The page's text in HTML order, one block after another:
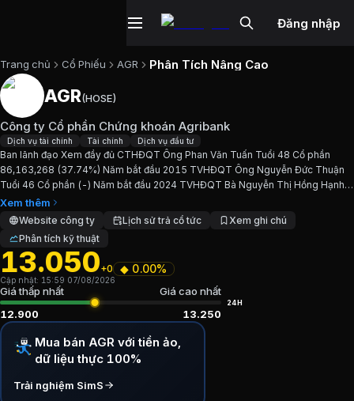
Đăng nhập
Trang chủ Cổ Phiếu AGR Phân Tích Nâng Cao
Cổ phiếuAGR
Cập nhật: 7/8/2026.
Ngành:Dịch vụ tài chính, Tài chính, Dịch vụ đầu tư. Sàn:
Giới thiệuCông ty Cổ phần Chứng
Ban lãnh đạo Xem đầy đủ CTHĐQT Ông Phan Văn Tuấn
Chỉ số tài chính AGR
Giá hiện tại: 13050VND
Vốn hóa: 2.979 tỷ đồng
P/B: 1,13
AGR(HOSE)
Công ty Cổ phần Chứng khoán Agribank
Dịch vụ tài chính Tài chính Dịch vụ đầu tư
Ban lãnh đạo Xem đầy đủ CTHĐQT Ông Phan Văn Tuấn Tuổi 48 Cổ phần
86,163,268 (37.74%) Năm bắt đầu 2015 TVHĐQT Ông Nguyễn Đức Thuận
Tuổi 46 Cổ phần (-) Năm bắt đầu 2024 TVHĐQT Bà Nguyễn Thị Hồng Hạnh
Tuổi 48 Cổ phần (-) Năm bắt đầu 2024 TVHĐQT Ông Đoàn Ngọc...
Xem thêm
Website công ty Lịch sử trả cổ tức
Xem ghi chú
Phân tích kỹ thuật
13.050+0 ◆ 0.00%
Cập nhật: 15:59 07/08/2026
Giá thấp nhất
Giá cao nhất
12.900
13.250
24H
Mua bán AGR với tiền ảo,
dữ liệu thực 100%
Trải nghiệm SimS